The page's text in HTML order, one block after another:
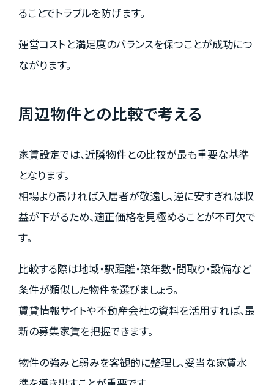
ることでトラブルを防げます。
運営コストと満足度のバランスを保つことが成功につ
ながります。
周辺物件との比較で考える
家賃設定では、近隣物件との比較が最も重要な基準
となります。
相場より高ければ入居者が敬遠し、逆に安すぎれば収
益が下がるため、適正価格を見極めることが不可欠で
す。
比較する際は地域・駅距離・築年数・間取り・設備など
条件が類似した物件を選びましょう。
賃貸情報サイトや不動産会社の資料を活用すれば、最
新の募集家賃を把握できます。
物件の強みと弱みを客観的に整理し、妥当な家賃水